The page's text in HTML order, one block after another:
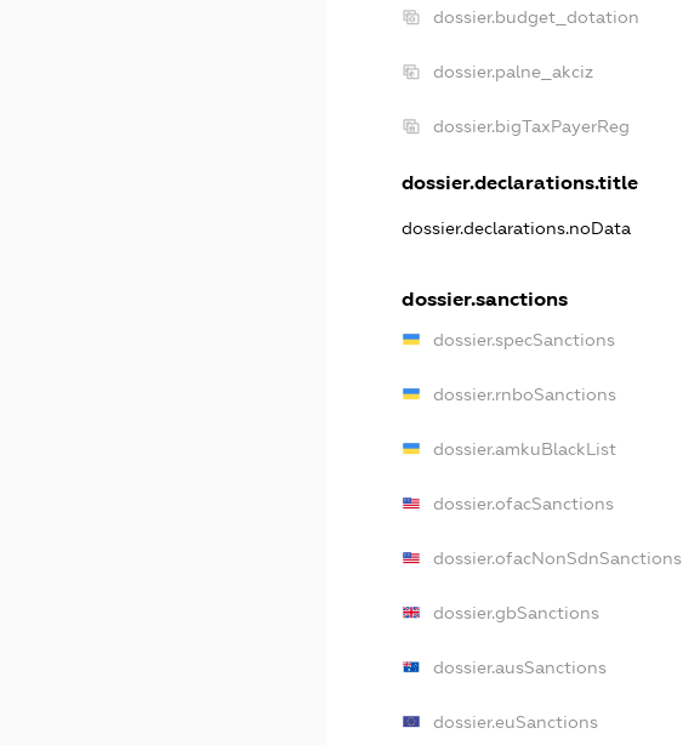
dossier.budget_dotation
dossier.palne_akciz
dossier.bigTaxPayerReg
dossier.declarations.title
dossier.declarations.noData
dossier.sanctions
dossier.specSanctions
dossier.rnboSanctions
dossier.amkuBlackList
dossier.ofacSanctions
dossier.ofacNonSdnSanctions
dossier.gbSanctions
dossier.ausSanctions
dossier.euSanctions